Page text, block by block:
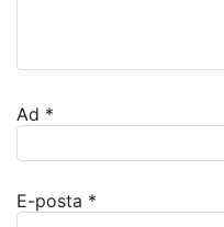
Ad *
E-posta *